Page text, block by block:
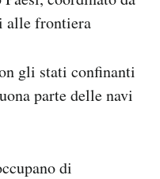
alle frontiera
gli stati confinanti
parte delle navi
di